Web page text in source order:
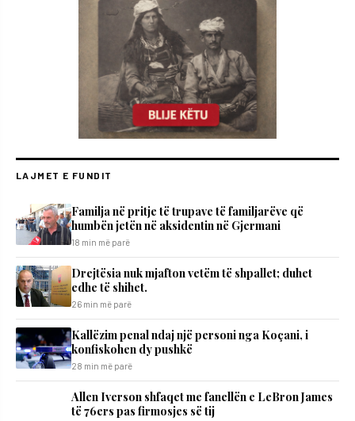
LAJMET E FUNDIT
​Familja në pritje të trupave të familjarëve që
humbën jetën në aksidentin në Gjermani
18 min më parë
Drejtësia nuk mjafton vetëm të shpallet; duhet
edhe të shihet.
26 min më parë
Kallëzim penal ndaj një personi nga Koçani, i
konfiskohen dy pushkë
28 min më parë
Allen Iverson shfaqet me fanellën e LeBron James
të 76ers pas firmosjes së tij